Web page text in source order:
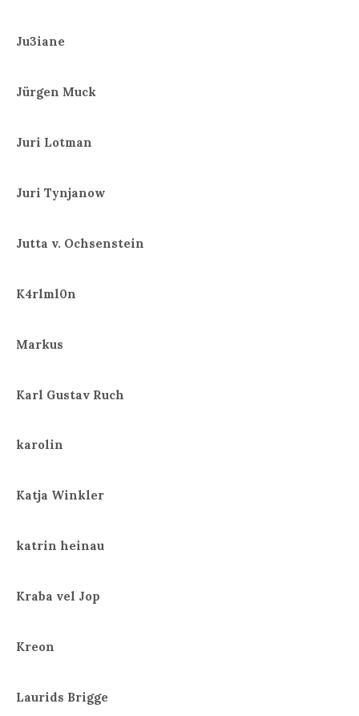
Ju3iane
Jürgen Muck
Juri Lotman
Juri Tynjanow
Jutta v. Ochsenstein
K4rlml0n
Markus
Karl Gustav Ruch
karolin
Katja Winkler
katrin heinau
Kraba vel Jop
Kreon
Laurids Brigge